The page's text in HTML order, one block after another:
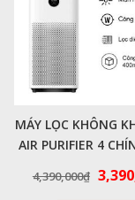
MÁY LỌC KHÔNG
AIR PURIFIER 4
4,390,000₫ Giá